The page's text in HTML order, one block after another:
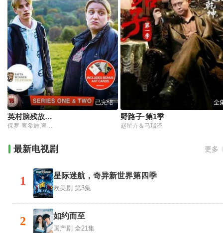
已完结
英村脑残故事第二季
保罗·查希迪,查理·库珀,黛西·梅·库珀,崔佛·库珀,保罗·库珀
全
野路子·第1季
赵星卉＆马瑞泽
最新电视剧 更多
1 星际迷航，奇异新世界第四季
欧美剧 第3集
2 如约而至
国产剧 全21集